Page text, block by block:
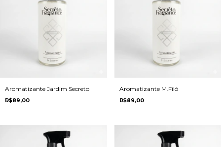
Aromatizante Jardim Secreto
R$89,00
Aromatizante M.Filó
R$89,00